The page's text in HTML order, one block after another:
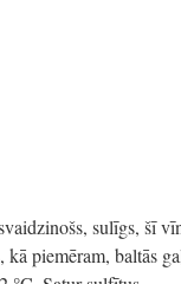
sulīgs, šī
piemēram, baltās